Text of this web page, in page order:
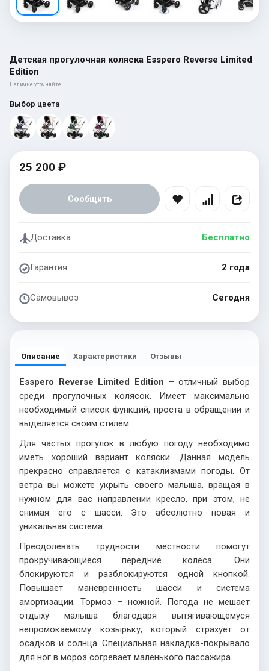
Детская прогулочная коляска Esspero Reverse Limited
Edition
Наличие уточняйте
Выбор цвета —
25 200 ₽
Сообщить
Доставка Бесплатно
Гарантия 2 года
Самовывоз Сегодня
Описание Характеристики Отзывы
Esspero Reverse Limited Edition – отличный выбор
среди прогулочных колясок. Имеет максимально
необходимый список функций, проста в обращении и
выделяется своим стилем.
Для частых прогулок в любую погоду необходимо
иметь хороший вариант коляски. Данная модель
прекрасно справляется с катаклизмами погоды. От
ветра вы можете укрыть своего малыша, вращая в
нужном для вас направлении кресло, при этом, не
снимая его с шасси. Это абсолютно новая и
уникальная система.
Преодолевать трудности местности помогут
прокручивающиеся передние колеса. Они
блокируются и разблокируются одной кнопкой.
Повышает маневренность шасси и система
амортизации. Тормоз – ножной. Погода не мешает
отдыху малыша благодаря вытягивающемуся
непромокаемому козырьку, который страхует от
осадков и солнца. Специальная накладка-покрывало
для ног в мороз согревает маленького пассажира.